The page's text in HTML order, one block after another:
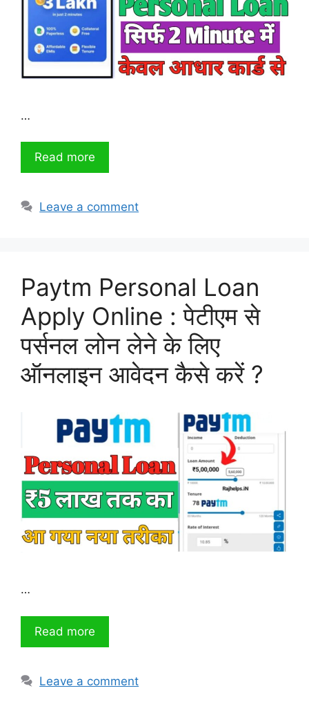
…
Read more
Leave a comment
Paytm Personal Loan
Apply Online : पेटीएम से
पर्सनल लोन लेने के लिए
ऑनलाइन आवेदन कैसे करें ?
…
Read more
Leave a comment